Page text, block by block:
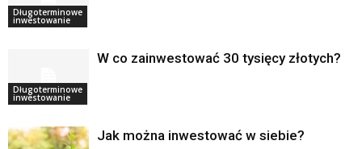
Długoterminowe
inwestowanie
Długoterminowe
inwestowanie
W co zainwestować 30 tysięcy złotych?
Jak można inwestować w siebie?